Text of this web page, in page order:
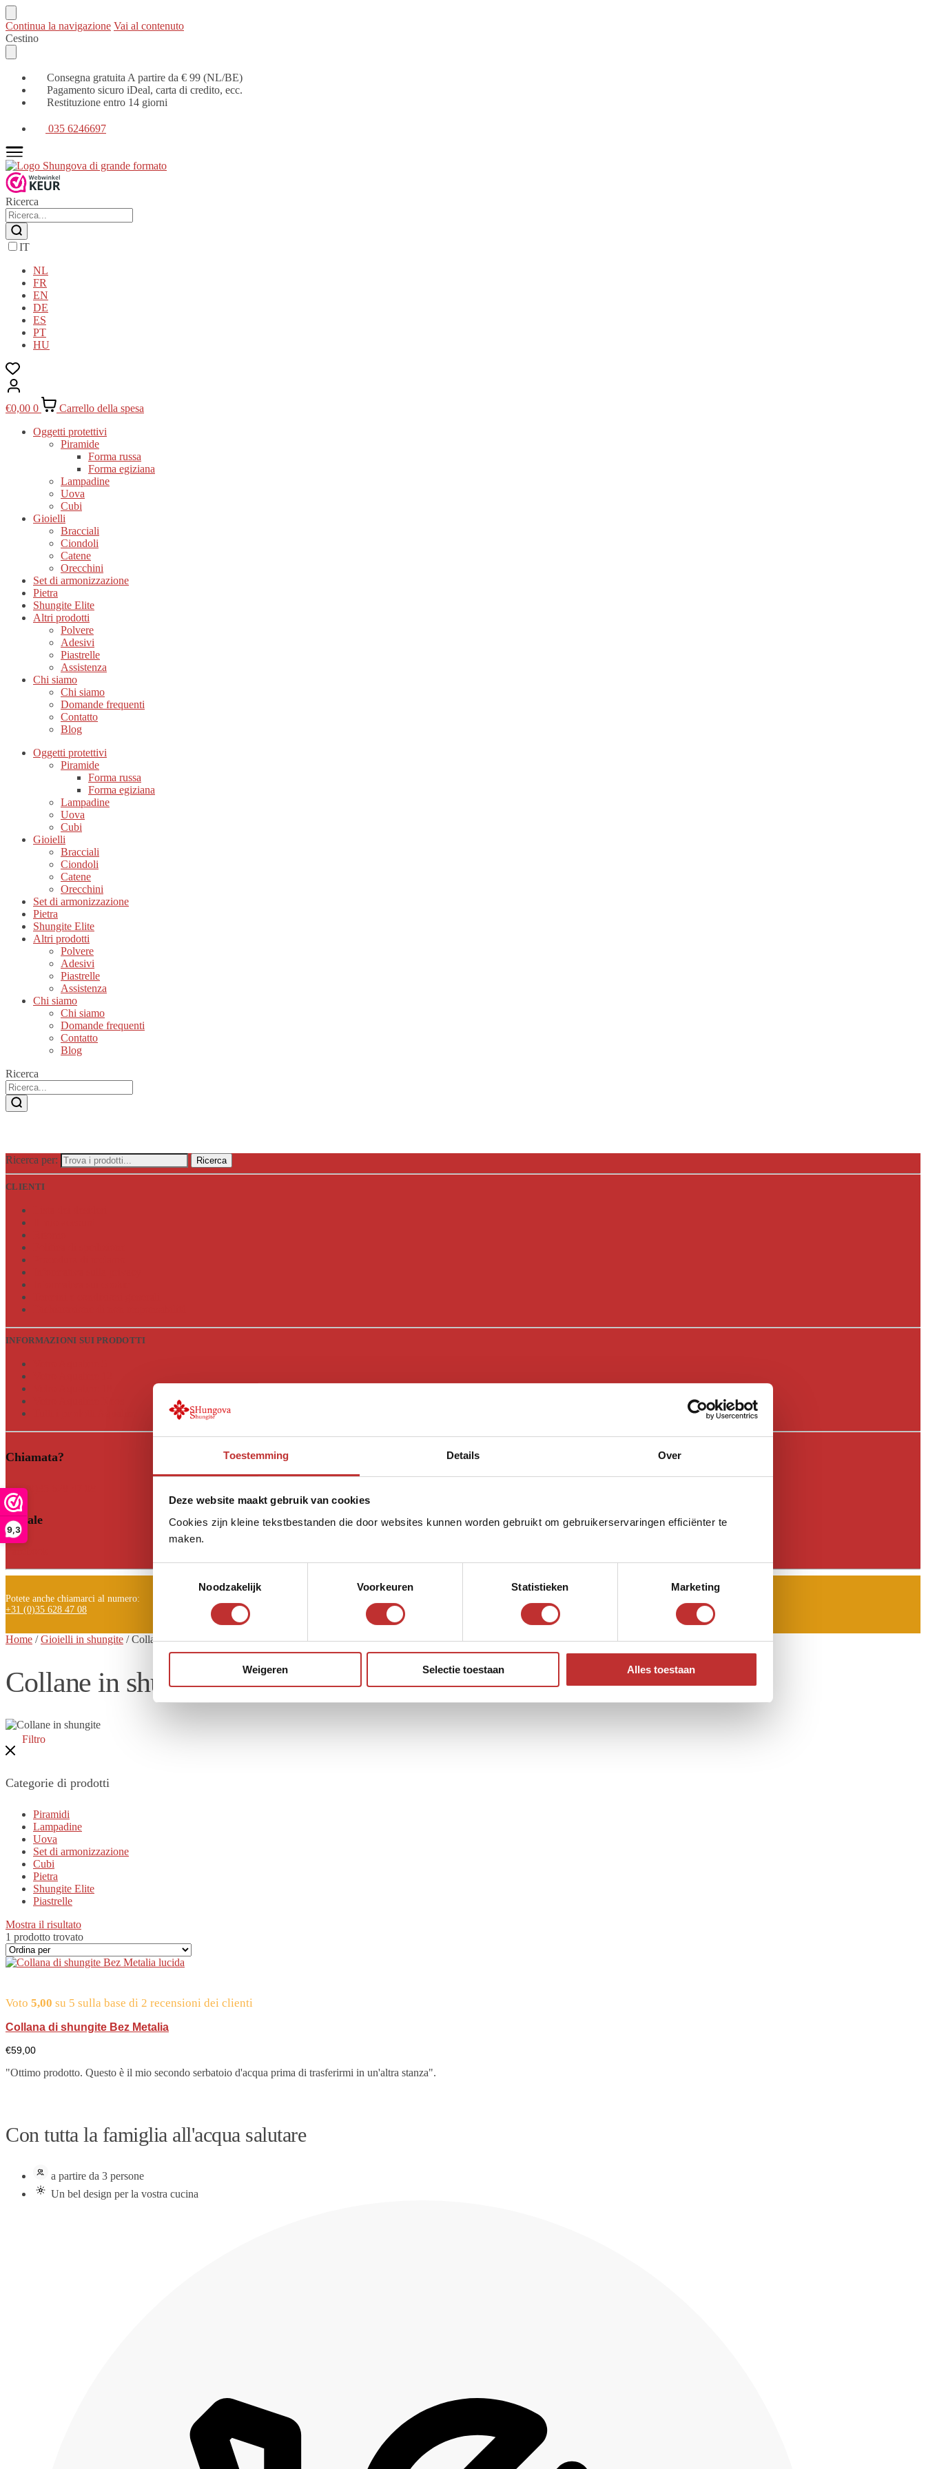
9,3
Toestemming Details Over
Deze website maakt gebruik van cookies
Cookies zijn kleine tekstbestanden die door websites kunnen worden gebruikt om gebruikerservaringen efficiënter te
maken.
Toestemmingsselectie
Noodzakelijk
Voorkeuren Statistieken Marketing
Weigeren Selectie toestaan Alles toestaan
Continua la navigazione Vai al contenuto
Cestino
Consegna gratuita A partire da € 99 (NL/BE)
Pagamento sicuro iDeal, carta di credito, ecc.
Restituzione entro 14 giorni
035 6246697
Ricerca
IT
NL
FR
EN
DE
ES
PT
HU
€0,00 0
Carrello della spesa
Oggetti protettivi
Piramide
Forma russa
Forma egiziana
Lampadine
Uova
Cubi
Gioielli
Bracciali
Ciondoli
Catene
Orecchini
Set di armonizzazione
Pietra
Shungite Elite
Altri prodotti
Polvere
Adesivi
Piastrelle
Assistenza
Chi siamo
Chi siamo
Domande frequenti
Contatto
Blog
Oggetti protettivi
Piramide
Forma russa
Forma egiziana
Lampadine
Uova
Cubi
Gioielli
Bracciali
Ciondoli
Catene
Orecchini
Set di armonizzazione
Pietra
Shungite Elite
Altri prodotti
Polvere
Adesivi
Piastrelle
Assistenza
Chi siamo
Chi siamo
Domande frequenti
Contatto
Blog
Ricerca
Ricerca per: Ricerca
CLIENTI
INFORMAZIONI SUI PRODOTTI
Chiamata?
+31 (0)35 628 47 08
Sociale
Potete anche chiamarci al numero:
+31 (0)35 628 47 08
Home /Gioielli in shungite /Collanein shungite
Collane in shungite
Filtro
Categorie di prodotti
Piramidi
Lampadine
Uova
Set di armonizzazione
Cubi
Pietra
Shungite Elite
Piastrelle
Mostra il risultato
1 prodotto trovato
Voto 5,00 su 5 sulla base di 2 recensioni dei clienti
Collana di shungite Bez Metalia
€59,00
"Ottimo prodotto. Questo è il mio secondo serbatoio d'acqua prima di trasferirmi in un'altra stanza".
Con tutta la famiglia all'acqua salutare
a partire da 3 persone
Un bel design per la vostra cucina